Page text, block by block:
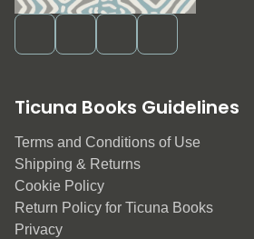
Ticuna Books Guidelines
Terms and Conditions of Use
Shipping & Returns
Cookie Policy
Return Policy for Ticuna Books
Privacy